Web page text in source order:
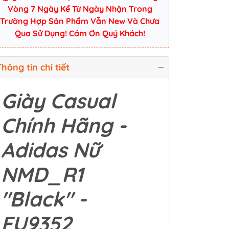
Vòng 7 Ngày Kể Từ Ngày Nhận Trong
Trường Hợp Sản Phẩm Vẫn New Và Chưa
Qua Sử Dụng! Cám Ơn Quý Khách!
tin chi tiết
Giày Casual
Chính Hãng -
Adidas Nữ
NMD_R1
"Black" -
FU9352